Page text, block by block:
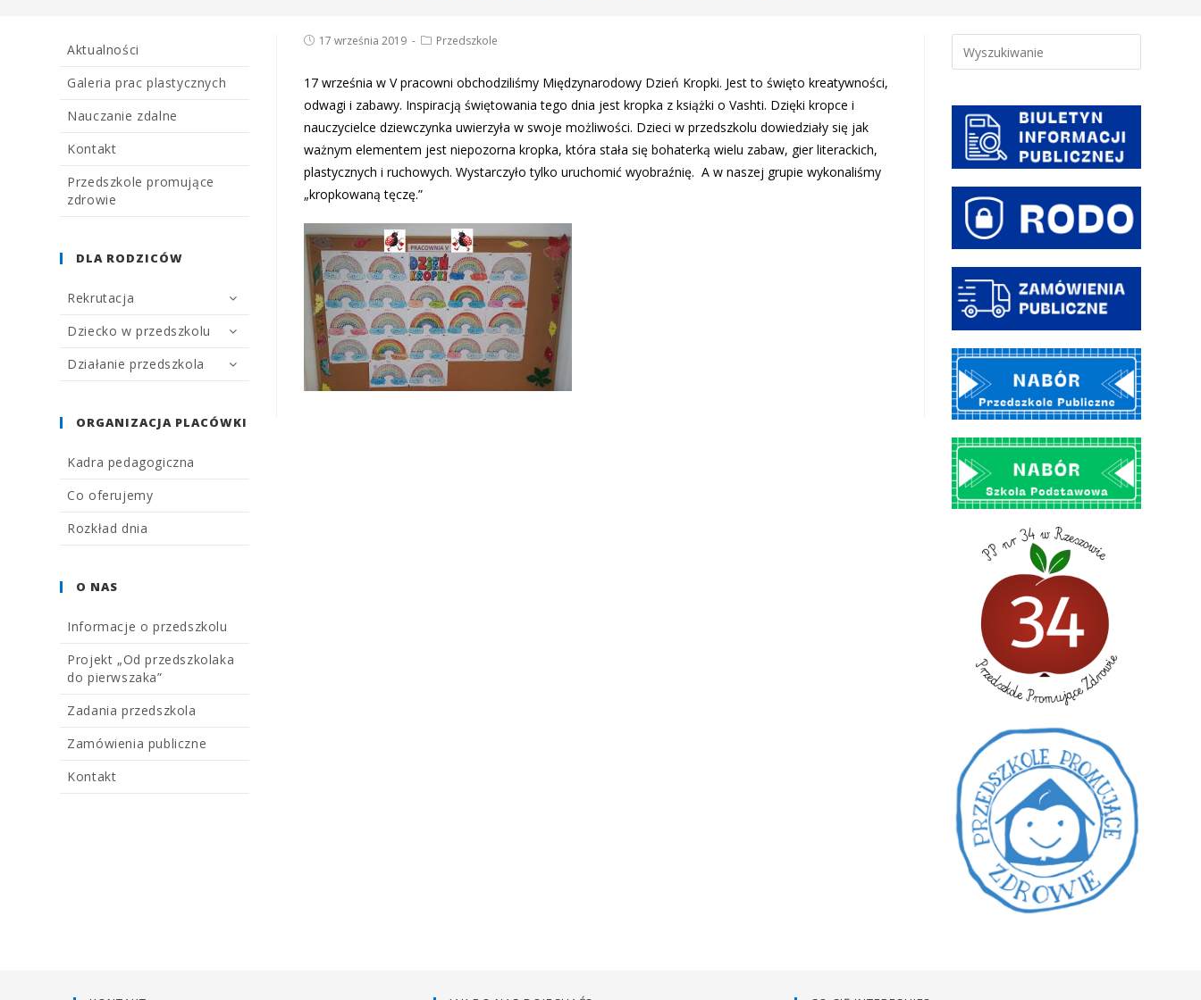
17 września 2019 Przedszkole
17 września w V pracowni obchodziliśmy Międzynarodowy Dzień Kropki. Jest to święto kreatywności,
odwagi i zabawy. Inspiracją świętowania tego dnia jest kropka z książki o Vashti. Dzięki kropce i
nauczycielce dziewczynka uwierzyła w swoje możliwości. Dzieci w przedszkolu dowiedziały się jak
ważnym elementem jest niepozorna kropka, która stała się bohaterką wielu zabaw, gier literackich,
plastycznych i ruchowych. Wystarczyło tylko uruchomić wyobraźnię. A w naszej grupie wykonaliśmy
„kropkowaną tęczę.”
Aktualności
Galeria prac plastycznych
Nauczanie zdalne
Kontakt
Przedszkole promujące
zdrowie
DLA RODZICÓW
Rekrutacja
Dziecko w przedszkolu
Działanie przedszkola
ORGANIZACJA PLACÓWKI
Kadra pedagogiczna
Co oferujemy
Rozkład dnia
O NAS
Informacje o przedszkolu
Projekt „Od przedszkolaka
do pierwszaka”
Zadania przedszkola
Zamówienia publiczne
Kontakt